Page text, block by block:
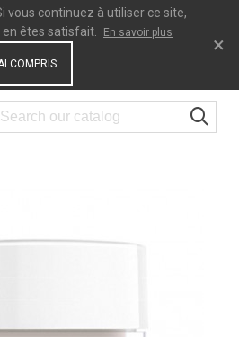
vous continuez à utiliser ce site,
êtes satisfait.
En savoir plus
COMPRIS
×